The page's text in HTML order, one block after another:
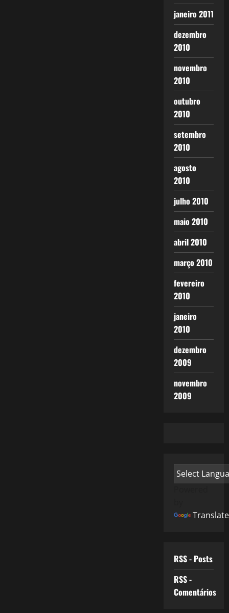
janeiro 2011
dezembro
2010
novembro
2010
outubro
2010
setembro
2010
agosto
2010
julho 2010
maio 2010
abril 2010
março 2010
fevereiro
2010
janeiro
2010
dezembro
2009
novembro
2009
Translate
RSS - Posts
RSS -
Comentários